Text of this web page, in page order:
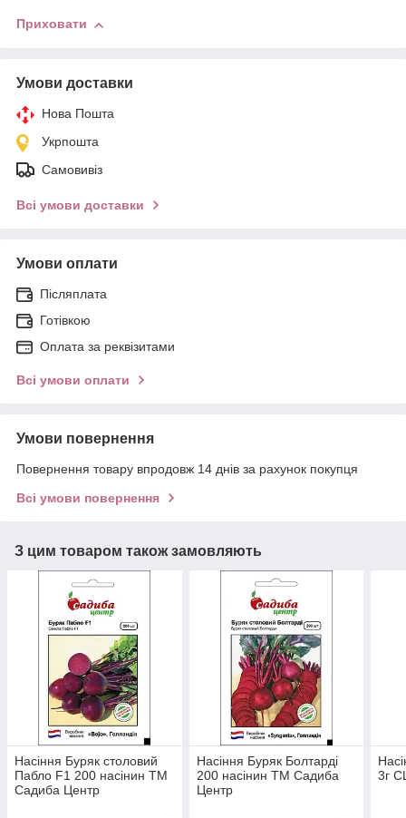
Приховати
Умови доставки
Нова Пошта
Укрпошта
Самовивіз
Всі умови доставки
Умови оплати
Післяплата
Готівкою
Оплата за реквізитами
Всі умови оплати
Умови повернення
Повернення товару впродовж 14 днів за рахунок покупця
Всі умови повернення
З цим товаром також замовляють
Насіння Буряк столовий
Пабло F1 200 насінин ТМ
Садиба Центр
Насіння Буряк Болтарді
200 насінин ТМ Садиба
Центр
3г